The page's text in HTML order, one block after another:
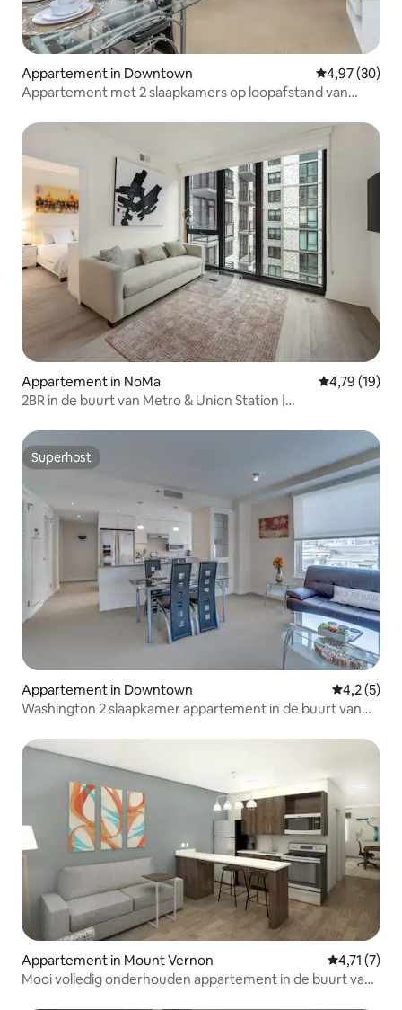
Appartement in Downtown Gemiddelde
4,97 (30)
Appartement met 2 slaapkamers op loopafstand van
Appartement in NoMa Gemiddelde
4,79 (19)
2BR in de buurt van Metro & Union Station |
Superhost
Superhost
Appartement in Downtown
4,2 (5)
Washington 2 slaapkamer appartement in de buurt van
Appartement in Mount Vernon
4,71 (7)
Mooi volledig onderhouden appartement in de buurt van